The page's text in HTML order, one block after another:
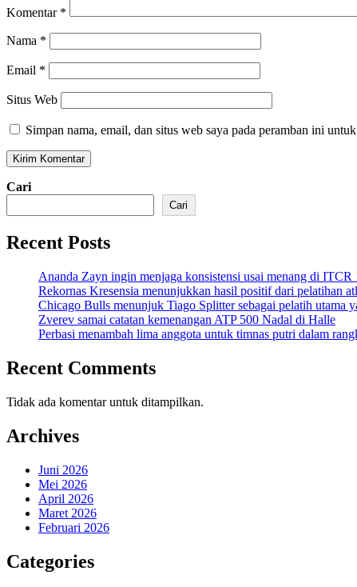
Komentar *
Nama *
Email *
Situs Web
Simpan nama, email, dan situs web saya pada peramban ini
Cari
Cari
Recent Posts
Ananda Zayn ingin menjaga konsistensi usai menang di ITCR
Rekornas Kresensia menunjukkan hasil positif dari pelatihan
Chicago Bulls menunjuk Tiago Splitter sebagai pelatih utama
Zverev samai catatan kemenangan ATP 500 Nadal di Halle
Perbasi menambah lima anggota untuk timnas putri dalam
Recent Comments
Tidak ada komentar untuk ditampilkan.
Archives
Juni 2026
Mei 2026
April 2026
Maret 2026
Februari 2026
Categories